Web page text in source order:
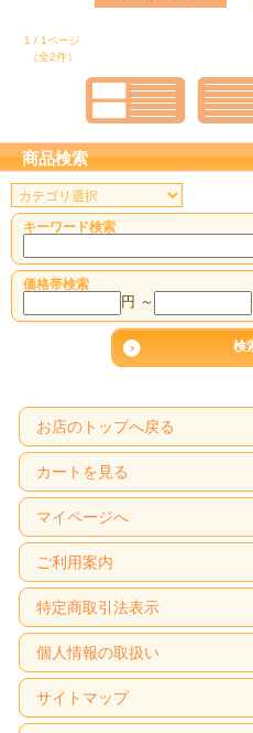
1 / 1ページ
（全2件）
商品検索
キーワード検索
価格帯検索
円 ～
お店のトップへ戻る
カートを見る
マイページへ
ご利用案内
特定商取引法表示
個人情報の取扱い
サイトマップ